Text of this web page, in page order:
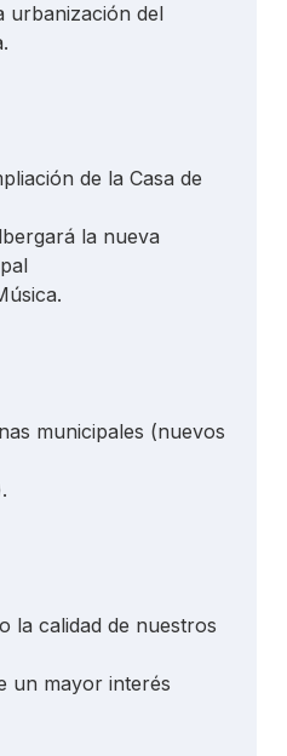
urbanización del
de la Casa de
la nueva
municipales (nuevos
la calidad de nuestros
un mayor interés